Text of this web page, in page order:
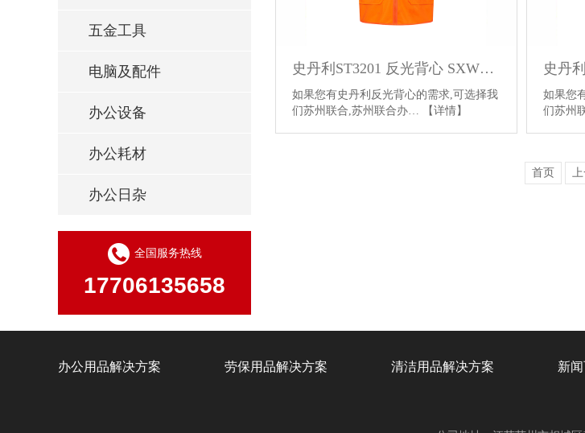
五金工具
电脑及配件
办公设备
办公耗材
办公日杂
全国服务热线
17706135658
史丹利ST3201 反光背心 SXWW3201CN
如果您有史丹利反光背心的需求,可选择我
们苏州联合,苏州联合办…
【详情】
如果您
们苏州
首页
办公用品解决方案 劳保用品解决方案 清洁用品解决方案 新